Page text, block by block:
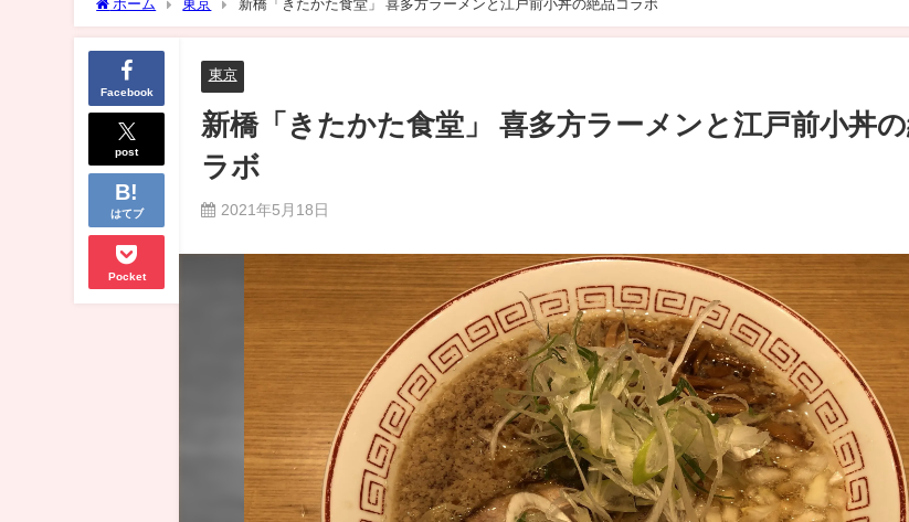
ホーム 東京 新橋「きたかた食堂」 喜多方ラーメンと江戸前小丼の絶品コラボ
Facebook
post
はてブ
Pocket
東京
新橋「きたかた食堂」 喜多方ラーメンと江戸前小丼の
ラボ
2021年5月18日